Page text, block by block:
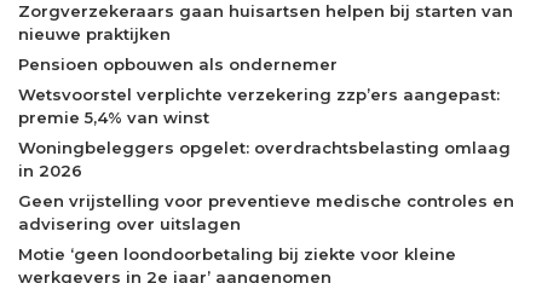
Zorgverzekeraars gaan huisartsen helpen bij starten van
nieuwe praktijken
Pensioen opbouwen als ondernemer
Wetsvoorstel verplichte verzekering zzp’ers aangepast:
premie 5,4% van winst
Woningbeleggers opgelet: overdrachtsbelasting omlaag
in 2026
Geen vrijstelling voor preventieve medische controles en
advisering over uitslagen
Motie ‘geen loondoorbetaling bij ziekte voor kleine
werkgevers in 2e jaar’ aangenomen